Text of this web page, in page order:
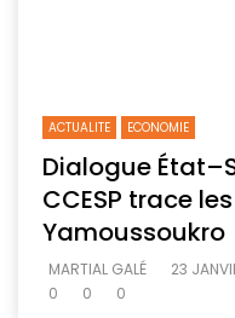
ACTUALITE ECONOMIE
Dialogue
CCESP trace
Yamoussoukro
MARTIAL GALÉ
23
0
0 0